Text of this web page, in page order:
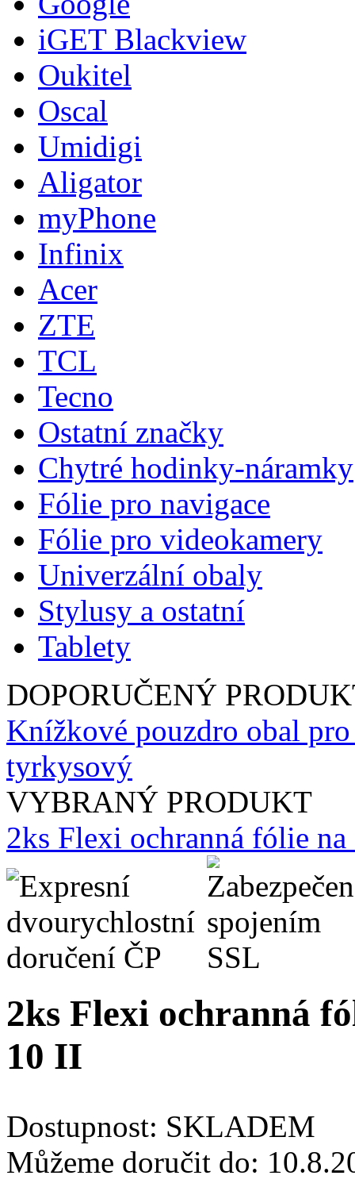
iGET Blackview
Oukitel
Oscal
Umidigi
Aligator
myPhone
Infinix
Acer
ZTE
TCL
Tecno
Ostatní značky
Chytré hodinky-náramky
Fólie pro navigace
Fólie pro videokamery
Univerzální obaly
Stylusy a ostatní
Tablety
DOPORUČENÝ
Knížkové pouzdro obal
tyrkysový
VYBRANÝ PRODUKT
2ks Flexi ochranná fólie
2ks Flexi ochranná
10 II
Dostupnost: SKLADEM
Můžeme doručit do: